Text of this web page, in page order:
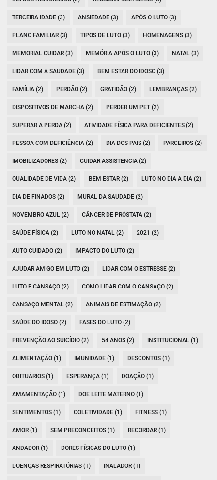
TERCEIRA IDADE (3) ANSIEDADE (3) APÓS O LUTO (3)
PLANO FAMILIAR (3) TIPOS DE LUTO (3) HOMENAGENS (3)
MEMORIAL CUIDAR (3) MEMÓRIA APÓS O LUTO (3) NATAL (3)
LIDAR COM A SAUDADE (3) BEM ESTAR DO IDOSO (3)
FAMÍLIA (2) PERDÃO (2) GRATIDÃO (2) LEMBRANÇAS (2)
DISPOSITIVOS DE MARCHA (2) PERDER UM PET (2)
SUPERAR A PERDA (2) ATIVIDADE FÍSICA PARA DEFICIENTES (2)
PESSOA COM DEFICIÊNCIA (2) DIA DOS PAIS (2) PARCEIROS (2)
IMOBILIZADORES (2) CUIDAR ASSISTENCIA (2)
QUALIDADE DE VIDA (2) BEM ESTAR (2) LUTO NO DIA A DIA (2)
DIA DE FINADOS (2) MURAL DA SAUDADE (2)
NOVEMBRO AZUL (2) CÂNCER DE PRÓSTATA (2)
SAÚDE FÍSICA (2) LUTO NO NATAL (2) 2021 (2)
AUTO CUIDADO (2) IMPACTO DO LUTO (2)
AJUDAR AMIGO EM LUTO (2) LIDAR COM O ESTRESSE (2)
LUTO E CANSAÇO (2) COMO LIDAR COM O CANSAÇO (2)
CANSAÇO MENTAL (2) ANIMAIS DE ESTIMAÇÃO (2)
SAÚDE DO IDOSO (2) FASES DO LUTO (2)
PREVENÇÃO AO SUICÍDIO (2) 54 ANOS (2) INSTITUCIONAL (1)
ALIMENTAÇÃO (1) IMUNIDADE (1) DESCONTOS (1)
OBITUÁRIOS (1) ESPERANÇA (1) DOAÇÃO (1)
AMAMENTAÇÃO (1) DOE LEITE MATERNO (1)
SENTIMENTOS (1) COLETIVIDADE (1) FITNESS (1)
AMOR (1) SEM PRECONCEITOS (1) RECORDAR (1)
ANDADOR (1) DORES FÍSICAS DO LUTO (1)
DOENÇAS RESPIRATÓRIAS (1) INALADOR (1)